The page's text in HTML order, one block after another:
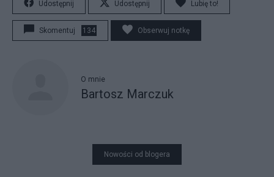
Udostępnij Udostępnij Lubię to!
Skomentuj 134 Obserwuj notkę
O mnie
Bartosz Marczuk
Nowości od blogera